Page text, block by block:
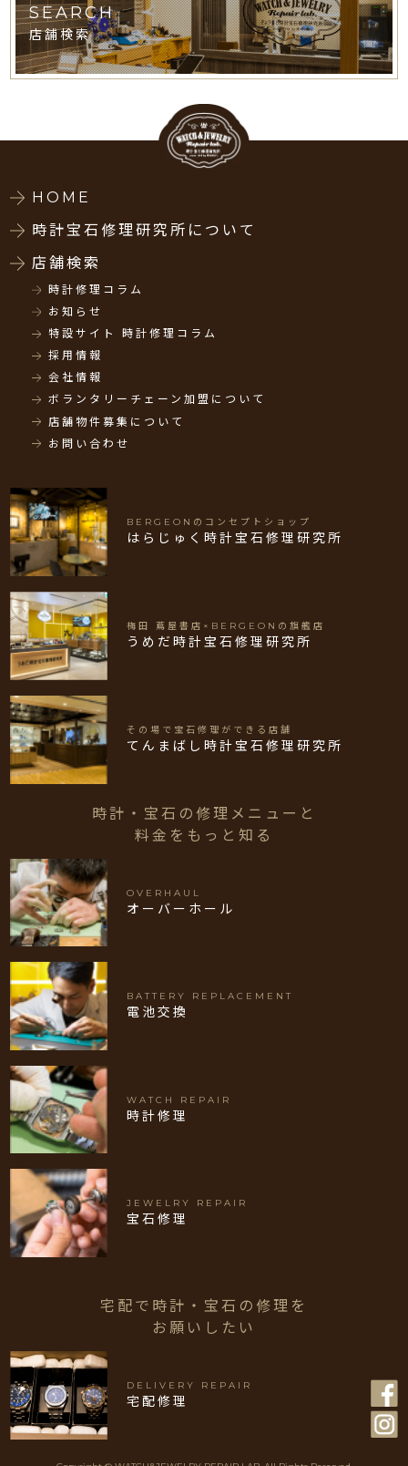
SEARCH
店舗検索
HOME
時計宝石修理研究所について
店舗検索
時計修理コラム
お知らせ
特設サイト 時計修理コラム
採用情報
会社情報
ボランタリーチェーン加盟について
店舗物件募集について
お問い合わせ
BERGEONのコンセプトショップ
はらじゅく時計宝石修理研究所
梅田 蔦屋書店×BERGEONの旗艦店
うめだ時計宝石修理研究所
その場で宝石修理ができる店舗
てんまばし時計宝石修理研究所
時計・宝石の修理メニューと
料金をもっと知る
OVERHAUL
オーバーホール
BATTERY REPLACEMENT
電池交換
WATCH REPAIR
時計修理
JEWELRY REPAIR
宝石修理
宅配で時計・宝石の修理を
お願いしたい
DELIVERY REPAIR
宅配修理